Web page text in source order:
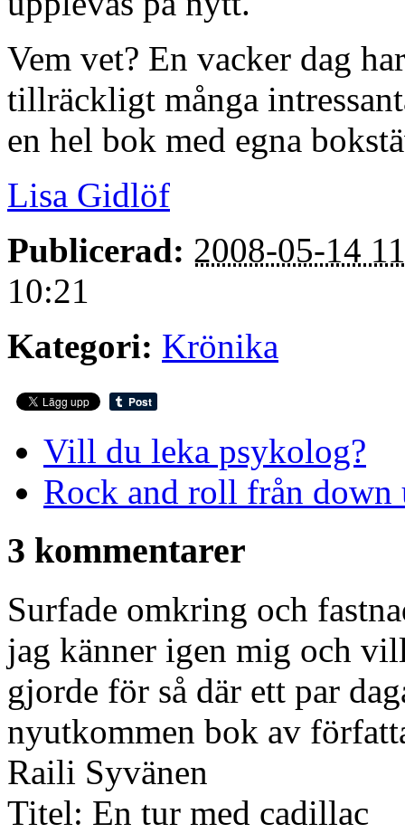
Vem vet? En vacker dag
tillräckligt många
en hel bok med egna
Lisa Gidlöf
Publicerad: 2008-05-14
10:21
Kategori: Krönika
Vill du leka psykolog?
Rock and roll från down
3 kommentarer
Surfade omkring och
jag känner igen mig och
gjorde för så där ett par
nyutkommen bok av
Raili Syvänen
Titel: En tur med cadillac